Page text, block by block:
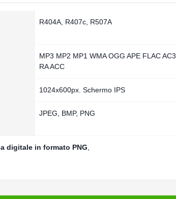
R404A, R407c, R507A
MP3 MP2 MP1 WMA OGG APE FLAC AC3
RA ACC
1024x600px. Schermo IPS
JPEG, BMP, PNG
digitale in formato PNG